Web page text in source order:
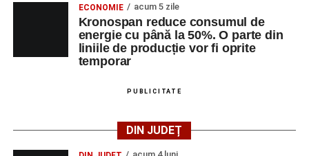
ECONOMIE acum 5 zile
Kronospan reduce consumul de
energie cu până la 50%. O parte din
liniile de producție vor fi oprite
temporar
PUBLICITATE
DIN JUDEȚ